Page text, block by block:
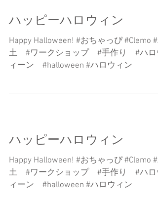
ハッピーハロウィン
Happy Halloween! #おちゃっぴ #Clemo #粘
土 #ワークショップ #手作り #ハロ
ィーン #halloween #ハロウィン
ハッピーハロウィン
Happy Halloween! #おちゃっぴ #Clemo #粘
土 #ワークショップ #手作り #ハロ
ィーン #halloween #ハロウィン